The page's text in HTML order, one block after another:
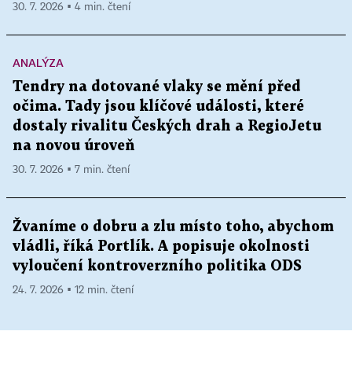
30. 7. 2026 ▪ 4 min. čtení
ANALÝZA
Tendry na dotované vlaky se mění před
očima. Tady jsou klíčové události, které
dostaly rivalitu Českých drah a RegioJetu
na novou úroveň
30. 7. 2026 ▪ 7 min. čtení
Žvaníme o dobru a zlu místo toho, abychom
vládli, říká Portlík. A popisuje okolnosti
vyloučení kontroverzního politika ODS
24. 7. 2026 ▪ 12 min. čtení